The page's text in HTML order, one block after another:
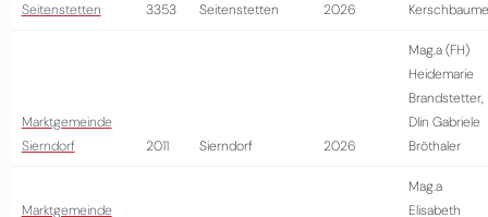
Seitenstetten
3353 Seitenstetten 2026
Marktgemeinde
Sierndorf
2011 Sierndorf 2026
Mag.a (FH)
Heidemarie
Brandstetter,
DIin Gabriele
Bröthaler
Marktgemeinde
Mag.a
Elisabeth